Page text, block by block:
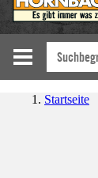
Startseite